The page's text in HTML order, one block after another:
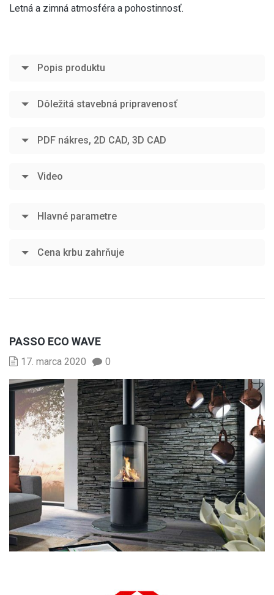
Letná a zimná atmosféra a pohostinnosť.
Popis produktu
Dôležitá stavebná pripravenosť
PDF nákres, 2D CAD, 3D CAD
Video
Hlavné parametre
Cena krbu zahrňuje
PASSO ECO WAVE
17. marca 2020 0